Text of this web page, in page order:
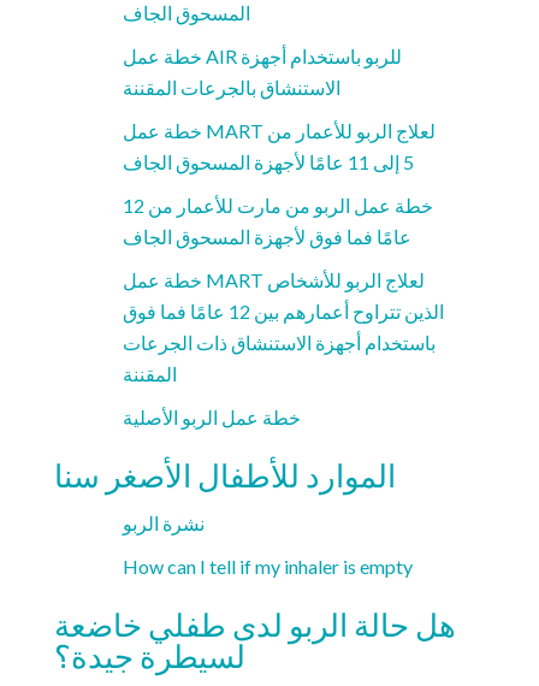
المسحوق الجاف
خطة عمل AIR للربو باستخدام أجهزة
الاستنشاق بالجرعات المقننة
خطة عمل MART لعلاج الربو للأعمار من
5 إلى 11 عامًا لأجهزة المسحوق الجاف
خطة عمل الربو من مارت للأعمار من 12
عامًا فما فوق لأجهزة المسحوق الجاف
خطة عمل MART لعلاج الربو للأشخاص
الذين تتراوح أعمارهم بين 12 عامًا فما فوق
باستخدام أجهزة الاستنشاق ذات الجرعات
المقننة
خطة عمل الربو الأصلية
الموارد للأطفال الأصغر سنا
نشرة الربو
How can I tell if my inhaler is empty
هل حالة الربو لدى طفلي خاضعة
لسيطرة جيدة؟